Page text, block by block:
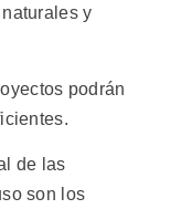
y
podrán
de las
son los